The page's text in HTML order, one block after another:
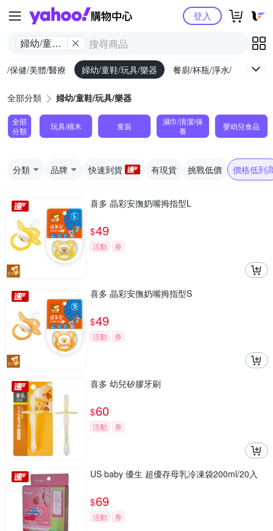
Yahoo購物中心
婦幼/童鞋/
登入
/保健/美體/醫療 婦幼/童鞋/玩具/樂器 餐廚/杯瓶/淨水/寵物
全部分類 婦幼/童鞋/玩具/樂器
全部
分類
玩具/積木 童裝
濕巾/清潔/保
養
嬰幼兒食品
分類 品牌 快速到貨 有現貨 挑戰低價 價格低到
喜多 晶彩安撫奶嘴拇指型L
$49
活動 券
喜多 晶彩安撫奶嘴拇指型S
$49
活動 券
喜多 幼兒矽膠牙刷
$60
活動 券
US baby 優生 超優存母乳冷凍袋200ml/20入
$69
活動 券